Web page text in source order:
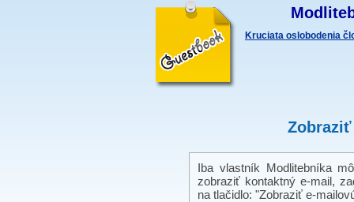
Kruciata oslobodenia
Iba vlastník Modlitebníka
zobraziť kontaktný e-mail,
na tlačidlo: "Zobraziť e-